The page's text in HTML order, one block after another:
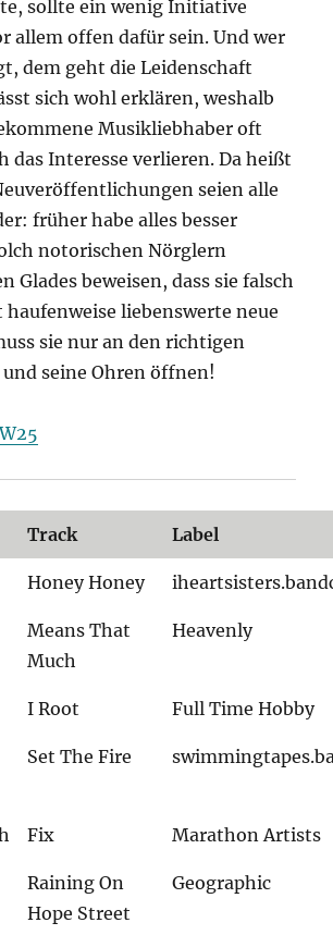
sollte ein wenig Initiative
allem offen dafür sein. Und wer
dem geht die Leidenschaft
sich wohl erklären, weshalb
Musikliebhaber oft
das Interesse verlieren. Da heißt
seien alle
früher habe alles besser
notorischen Nörglern
Glades beweisen, dass sie falsch
haufenweise liebenswerte neue
sie nur an den richtigen
seine Ohren öffnen!
Track Label
Honey Honey
Means That
Much
Heavenly
I Root Full Time Hobby
Set The Fire
Fix Marathon Artists
Raining On
Hope Street
Geographic